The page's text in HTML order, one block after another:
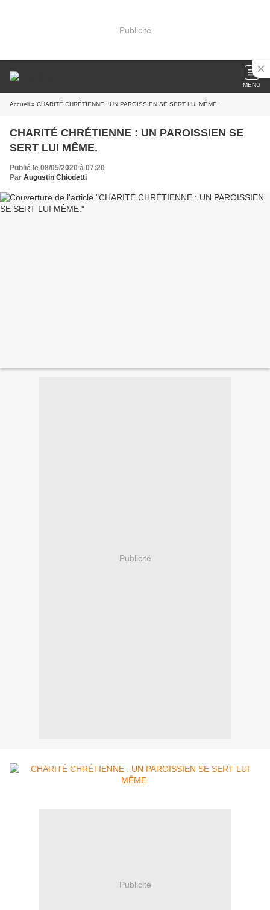
Publicité
MENU
Accueil » CHARITÉ CHRÉTIENNE : UN PAROISSIEN SE SERT LUI MÊME.
CHARITÉ CHRÉTIENNE : UN PAROISSIEN SE
SERT LUI MÊME.
Publié le 08/05/2020 à 07:20
Par Augustin Chiodetti
Publicité
Publicité